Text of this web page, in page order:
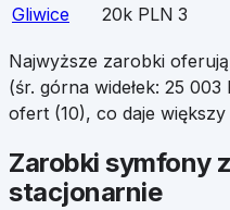
Gliwice 20k PLN 3
Najwyższe zarobki
(śr. górna widełek: 25 003
ofert (10), co daje
Zarobkisymfony
stacjonarnie